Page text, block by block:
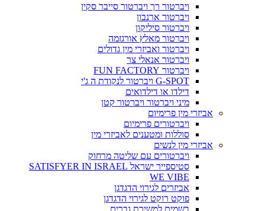
ויברטור רך ויברטור סייבר סקין
ויברטור ארנבון
ויברטור סיליקון
ויברטור מאלץ אורגזמה
ויברטור ואביזרי מין גדולים
ויברטור אנאלי צר
ויברטור FUN FACTORY
G-SPOT ויברטור לנקודת ה ג'י
דילדו או דילדואים
מיני ויברטור ויברטור קטן
אביזרי מין פרימיום
ויברטורים פרימיום
סוללות ומטענים לאביזרי מין
אביזרי מין לנשים
ויברטורים עם שליטה מרחוק
סטיספייר ישראל SATISFYER IN ISRAEL
WE VIBE
אביזרים לגירוי הדגדגן
פוקט רוקט לגירוי הדגדגן
בשמים למשיכת גברים